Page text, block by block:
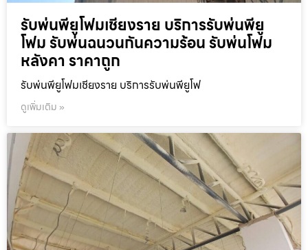
รับพ่นพียูโฟมเชียงราย บริการรับพ่นพียู
โฟม รับพ่นฉนวนกันความร้อน รับพ่นโฟม
หลังคา ราคาถูก
รับพ่นพียูโฟมเชียงราย บริการรับพ่นพียูโฟ
ดูเพิ่มเติม »